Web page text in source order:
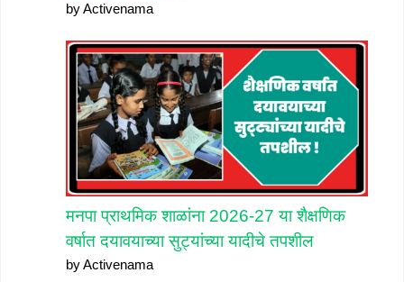
by Activenama
मनपा प्राथमिक शाळांना 2026-27 या शैक्षणिक
वर्षात दयावयाच्या सुट्यांच्या यादीचे तपशील
by Activenama